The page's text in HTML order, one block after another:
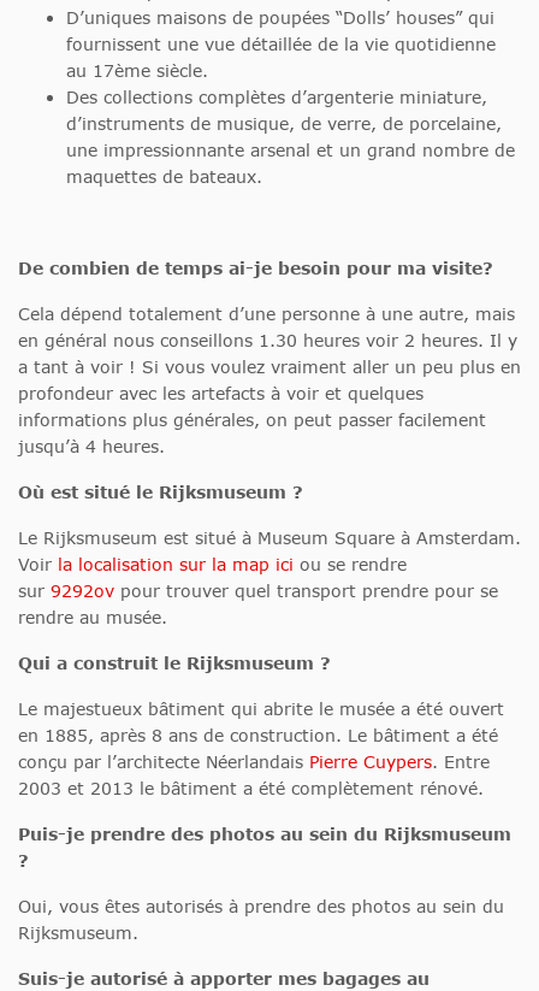
D’uniques maisons de poupées “Dolls’ houses” qui
fournissent une vue détaillée de la vie quotidienne
au 17ème siècle.
Des collections complètes d’argenterie miniature,
d’instruments de musique, de verre, de porcelaine,
une impressionnante arsenal et un grand nombre de
maquettes de bateaux.
De combien de temps ai-je besoin pour ma visite?
Cela dépend totalement d’une personne à une autre, mais
en général nous conseillons 1.30 heures voir 2 heures. Il y
a tant à voir ! Si vous voulez vraiment aller un peu plus en
profondeur avec les artefacts à voir et quelques
informations plus générales, on peut passer facilement
jusqu’à 4 heures.
Où est situé le Rijksmuseum ?
Le Rijksmuseum est situé à Museum Square à Amsterdam.
Voir la localisation sur la map ici ou se rendre
sur 9292ov pour trouver quel transport prendre pour se
rendre au musée.
Qui a construit le Rijksmuseum ?
Le majestueux bâtiment qui abrite le musée a été ouvert
en 1885, après 8 ans de construction. Le bâtiment a été
conçu par l’architecte Néerlandais Pierre Cuypers. Entre
2003 et 2013 le bâtiment a été complètement rénové.
Puis-je prendre des photos au sein du Rijksmuseum
?
Oui, vous êtes autorisés à prendre des photos au sein du
Rijksmuseum.
Suis-je autorisé à apporter mes bagages au